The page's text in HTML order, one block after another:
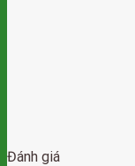
Đánh giá